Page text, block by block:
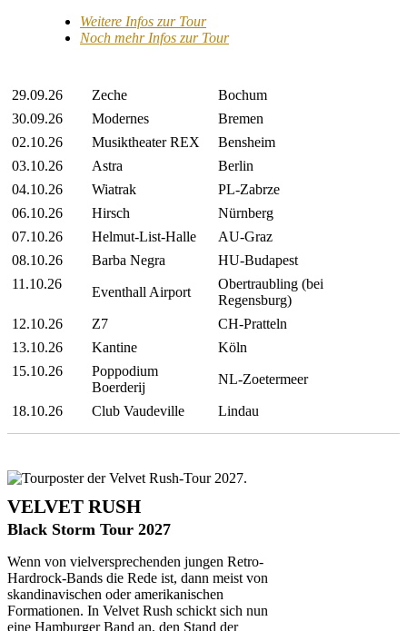
Weitere Infos zur Tour
Noch mehr Infos zur Tour
29.09.26 Zeche
Bochum
30.09.26
Modernes
Bremen
02.10.26
Musiktheater REX
Bensheim
03.10.26
Astra
Berlin
04.10.26
Wiatrak
PL-Zabrze
06.10.26
Hirsch
Nürnberg
07.10.26
Helmut-List-Halle
AU-Graz
08.10.26
Barba Negra
HU-Budapest
11.10.26
Eventhall Airport
Obertraubling (bei
Regensburg)
12.10.26
Z7
CH-Pratteln
13.10.26
Kantine
Köln
15.10.26
Poppodium
Boerderij
NL-Zoetermeer
18.10.26 Club Vaudeville Lindau
VELVET RUSH
Black Storm Tour 2027
Wenn von vielversprechenden jungen Retro-
Hardrock-Bands die Rede ist, dann meist von
skandinavischen oder amerikanischen
Formationen. In Velvet Rush schickt sich nun
eine Hamburger Band an, den Stand der